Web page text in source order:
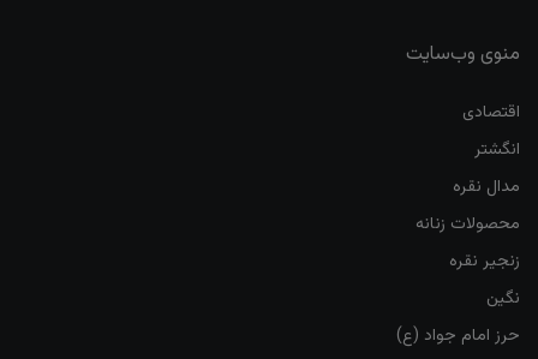
منوی وب‌سایت
اقتصادی
انگشتر
مدال نقره
محصولات زنانه
زنجیر نقره
نگین
حرز امام جواد (ع)